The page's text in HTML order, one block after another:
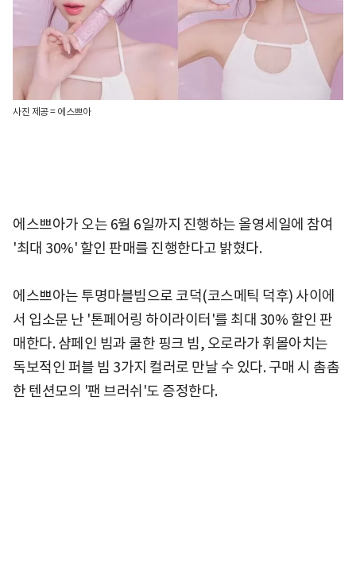
사진 제공 = 에스쁘아
에스쁘아가 오는 6월 6일까지 진행하는 올영세일에 참여
'최대 30%' 할인 판매를 진행한다고 밝혔다.
에스쁘아는 투명마블빔으로 코덕(코스메틱 덕후) 사이에
서 입소문 난 '톤페어링 하이라이터'를 최대 30% 할인 판
매한다. 샴페인 빔과 쿨한 핑크 빔, 오로라가 휘몰아치는
독보적인 퍼블 빔 3가지 컬러로 만날 수 있다. 구매 시 촘촘
한 텐션모의 '팬 브러쉬'도 증정한다.